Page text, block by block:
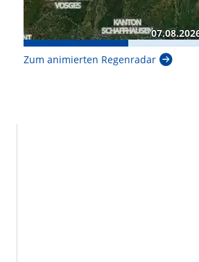
Zum animierten Regenradar